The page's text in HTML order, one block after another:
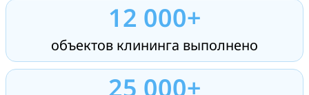
12 000+
объектов клининга выполнено
25 000+